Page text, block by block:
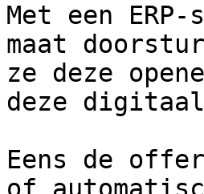
Met een
maat
ze deze
deze digitaal
Eens de